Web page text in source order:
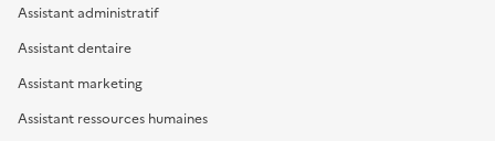
Assistant administratif
Assistant dentaire
Assistant marketing
Assistant ressources humaines